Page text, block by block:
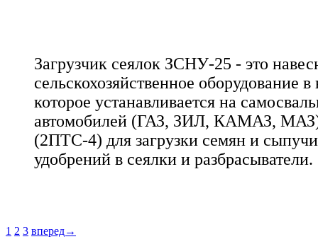
Загрузчик сеялок ЗСНУ-25 - это
сельскохозяйственное оборудование
которое устанавливается на
автомобилей (ГАЗ, ЗИЛ, КАМАЗ,
(2ПТС-4) для загрузки семян и
удобрений в сеялки и разбрасыватели.
1 2 3 вперед→